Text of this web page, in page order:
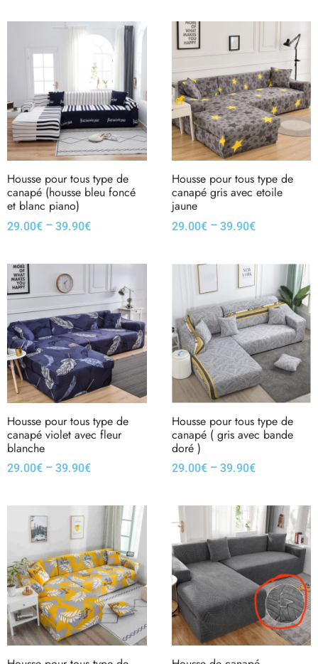
Housse pour tous type de
canapé (housse bleu foncé
et blanc piano)
29.00€ – 39.90€
Housse pour tous type de
canapé gris avec etoile
jaune
29.00€– 39.90€
Housse pour tous type de
canapé violet avec fleur
blanche
29.00€ – 39.90€
Housse pour tous type de
canapé ( gris avec bande
doré )
29.00€– 39.90€